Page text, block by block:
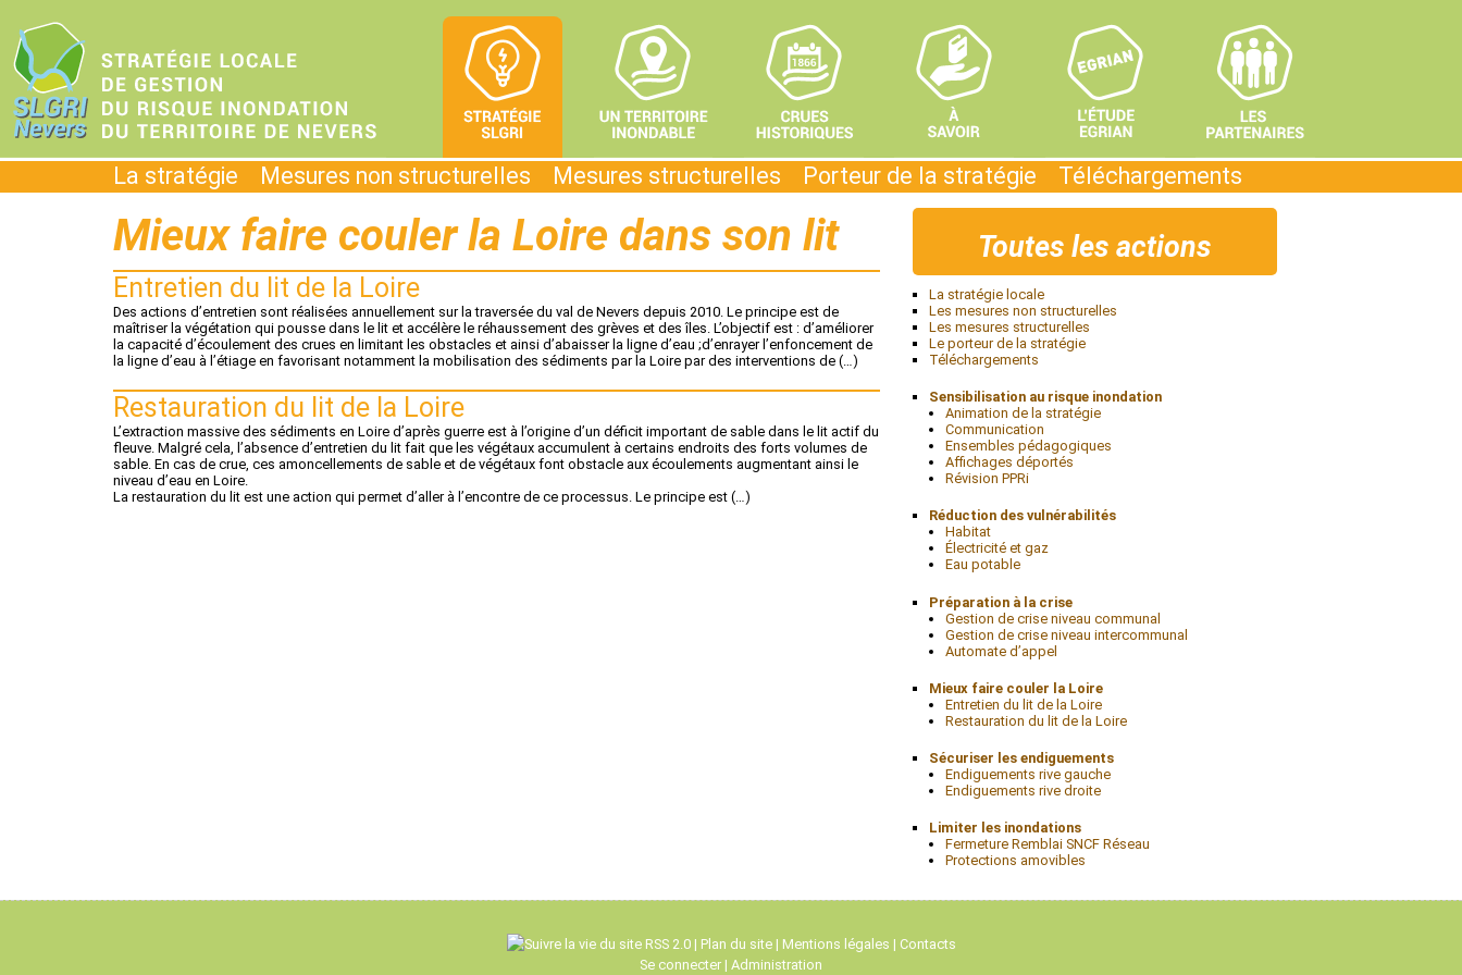
La stratégie Mesures non structurelles Mesures structurelles Porteur de la stratégie Téléchargements
Mieux faire couler la Loire dans son lit
Entretien du lit de la Loire
Des actions d’entretien sont réalisées annuellement sur la traversée du val de Nevers depuis 2010. Le principe est de
maîtriser la végétation qui pousse dans le lit et accélère le réhaussement des grèves et des îles. L’objectif est : d’améliorer
la capacité d’écoulement des crues en limitant les obstacles et ainsi d’abaisser la ligne d’eau ;d’enrayer l’enfoncement de
la ligne d’eau à l’étiage en favorisant notamment la mobilisation des sédiments par la Loire par des interventions de (…)
Restauration du lit de la Loire
L’extraction massive des sédiments en Loire d’après guerre est à l’origine d’un déficit important de sable dans le lit actif du
fleuve. Malgré cela, l’absence d’entretien du lit fait que les végétaux accumulent à certains endroits des forts volumes de
sable. En cas de crue, ces amoncellements de sable et de végétaux font obstacle aux écoulements augmentant ainsi le
niveau d’eau en Loire.
La restauration du lit est une action qui permet d’aller à l’encontre de ce processus. Le principe est (…)
Toutes les actions
La stratégie locale
Les mesures non structurelles
Les mesures structurelles
Le porteur de la stratégie
Téléchargements
Sensibilisation au risque inondation
Animation de la stratégie
Communication
Ensembles pédagogiques
Affichages déportés
Révision PPRi
Réduction des vulnérabilités
Habitat
Électricité et gaz
Eau potable
Préparation à la crise
Gestion de crise niveau communal
Gestion de crise niveau intercommunal
Automate d’appel
Mieux faire couler la Loire
Entretien du lit de la Loire
Restauration du lit de la Loire
Sécuriser les endiguements
Endiguements rive gauche
Endiguements rive droite
Limiter les inondations
Fermeture Remblai SNCF Réseau
Protections amovibles
RSS 2.0| Plan du site| Mentions légales | Contacts
Se connecter | Administration